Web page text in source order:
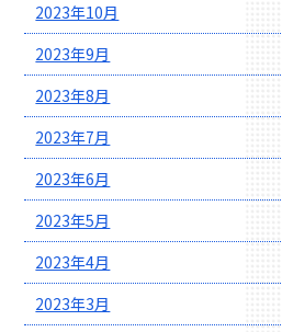
2023年10月
2023年9月
2023年8月
2023年7月
2023年6月
2023年5月
2023年4月
2023年3月